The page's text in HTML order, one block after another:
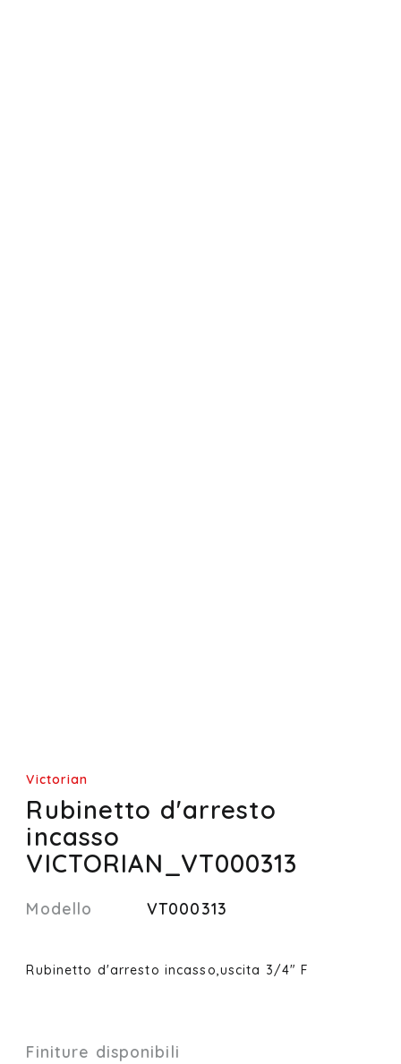
Victorian
Rubinetto d'arresto
incasso
VICTORIAN_VT000313
Modello VT000313
Rubinetto d'arresto incasso,uscita 3/4" F
Finiture disponibili